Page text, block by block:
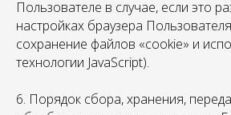
Пользователе в случае, если это
настройках браузера
сохранение файлов «cookie» и
технологии JavaScript).
6. Порядок сбора, хранения,